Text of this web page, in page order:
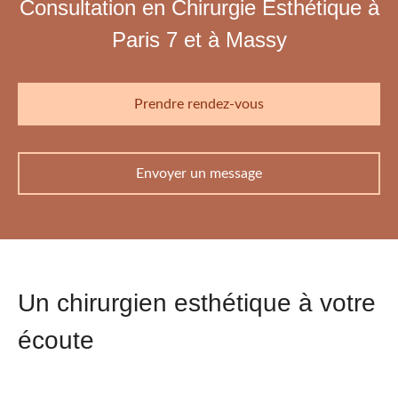
Consultation en Chirurgie Esthétique à
Paris 7 et à Massy
Prendre rendez-vous
Envoyer un message
Un chirurgien esthétique à votre
écoute